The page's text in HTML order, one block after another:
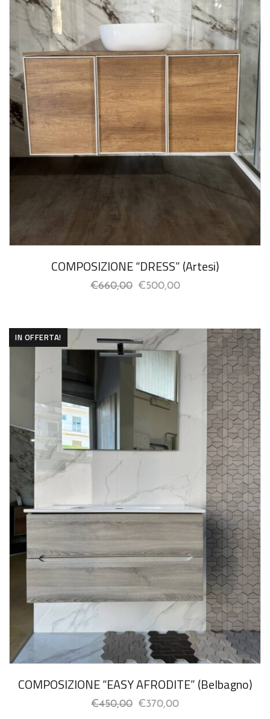
COMPOSIZIONE “DRESS” (Artesi)
€660,00 €500,00
IN OFFERTA!
COMPOSIZIONE “EASY AFRODITE” (Belbagno)
€450,00 €370,00